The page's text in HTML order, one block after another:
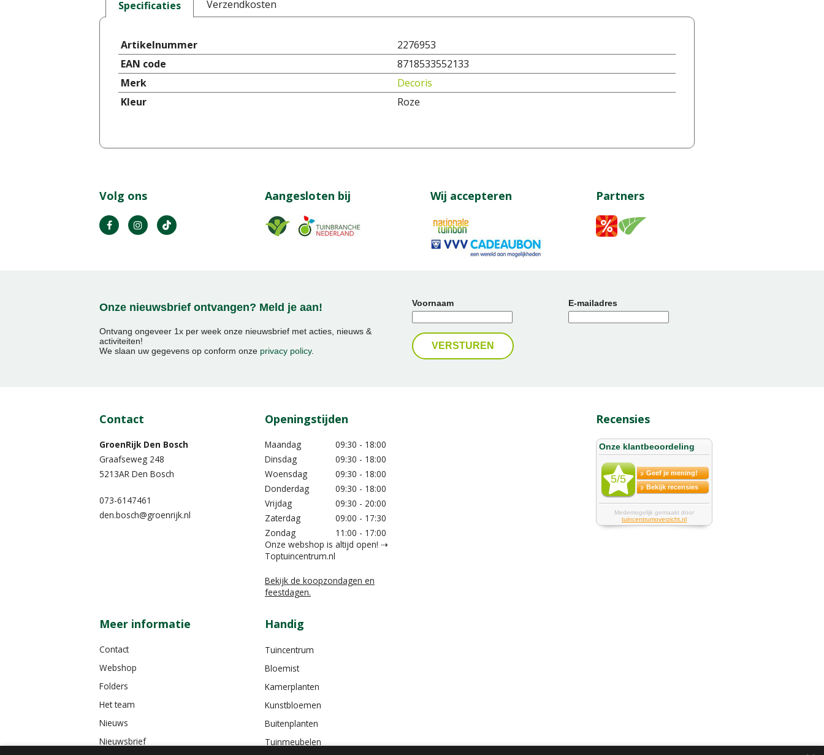
Specificaties Verzendkosten
Artikelnummer
2276953
EAN code
8718533552133
Merk
Decoris
Kleur
Roze
Volg ons Aangesloten bij Wij accepteren Partners
Onze nieuwsbrief ontvangen? Meld je aan!
Ontvang ongeveer 1x per week onze nieuwsbrief met acties, nieuws &
activiteiten!
We slaan uw gegevens op conform onze privacy policy.
Voornaam E-mailadres
Contact
GroenRijk Den Bosch
Graafseweg 248
5213AR Den Bosch
073-6147461
den.bosch@groenrijk.nl
Openingstijden
Maandag
09:30 - 18:00
Dinsdag
09:30 - 18:00
Woensdag
09:30 - 18:00
Donderdag
09:30 - 18:00
Vrijdag
09:30 - 20:00
Zaterdag
09:00 - 17:30
Zondag
11:00 - 17:00
Onze webshop is altijd open! ⇢
Toptuincentrum.nl
Bekijk de koopzondagen en
feestdagen.
Recensies
Meer informatie
Contact
Webshop
Folders
Het team
Nieuws
Nieuwsbrief
Handig
Tuincentrum
Bloemist
Kamerplanten
Kunstbloemen
Buitenplanten
Tuinmeubelen